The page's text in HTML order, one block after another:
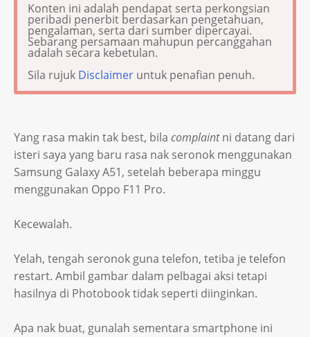
Konten ini adalah pendapat serta perkongsian
peribadi penerbit berdasarkan pengetahuan,
pengalaman, serta dari sumber dipercayai.
Sebarang persamaan mahupun percanggahan
adalah secara kebetulan.
Sila rujuk Disclaimer untuk penafian penuh.
Yang rasa makin tak best, bila complaintni datang dari
isteri saya yang baru rasa nak seronok menggunakan
Samsung Galaxy A51, setelah beberapa minggu
menggunakan Oppo F11 Pro.
Kecewalah.
Yelah, tengah seronok guna telefon, tetiba je telefon
restart. Ambil gambar dalam pelbagai aksi tetapi
hasilnya di Photobook tidak seperti diinginkan.
Apa nak buat, gunalah sementara smartphone ini